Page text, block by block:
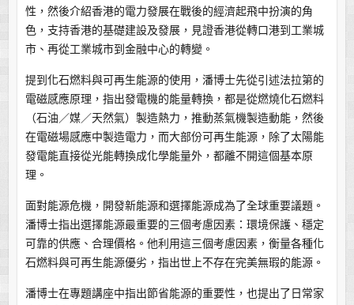
性，然後介紹香港的電力發展在戰後的經濟起飛中扮演的角
色，支持香港的基礎建設及發展，見證香港從轉口港到工業城
市、再從工業城市到金融中心的轉變。
提到化石燃料與可再生能源的使用，潘博士先從引述法拉第的
電磁感應原理，指出發電機的能量轉換，都是從燃燒化石燃料
（石油／媒／天然氣）製造熱力，推動蒸氣機製造動能，然後
在電磁場感應中製造電力，而大部份可再生能源，除了太陽能
發電能直接從光能轉換成化學能量外，都離不開這個基本原
理。
面對能源危機，開發新能源和選擇能源成為了全球重要議題。
潘博士指出選擇能源最重要的三個考慮因素：環境保護、穩定
可靠的供應、合理價格。他利用這三個考慮因素，衡量各種化
石燃料與可再生能源優劣，指出世上不存在完美無瑕的能源。
潘博士在專題講座中指出節省能源的重要性，也提出了日常家